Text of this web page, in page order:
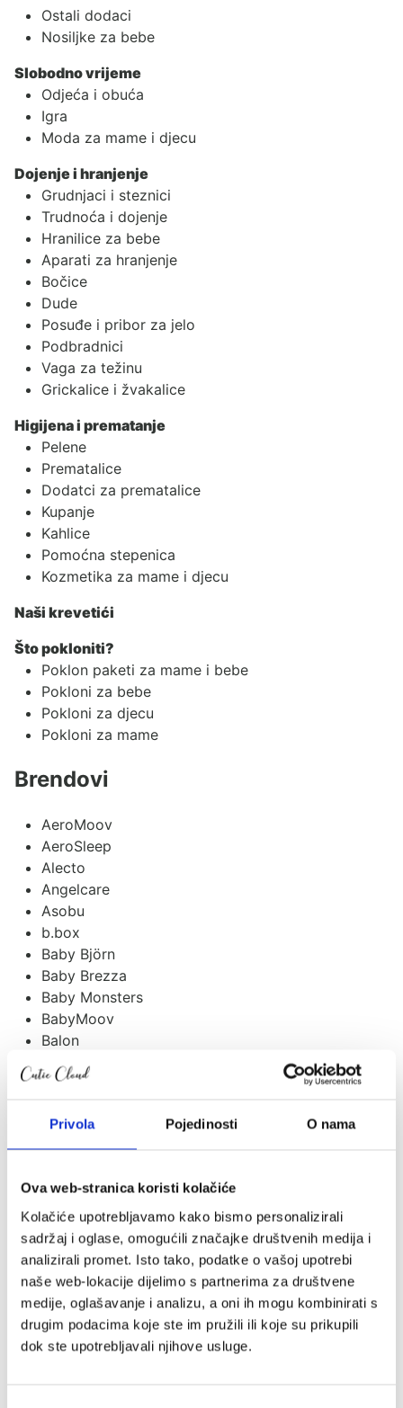
Privola Pojedinosti O nama
Ova web-stranica koristi kolačiće
Kolačiće upotrebljavamo kako bismo personalizirali
sadržaj i oglase, omogućili značajke društvenih medija i
analizirali promet. Isto tako, podatke o vašoj upotrebi
naše web-lokacije dijelimo s partnerima za društvene
medije, oglašavanje i analizu, a oni ih mogu kombinirati s
drugim podacima koje ste im pružili ili koje su prikupili
dok ste upotrebljavali njihove usluge.
Ostali dodaci
Nosiljke za bebe
Slobodno vrijeme
Odjeća i obuća
Igra
Moda za mame i djecu
Dojenje i hranjenje
Grudnjaci i steznici
Trudnoća i dojenje
Hranilice za bebe
Aparati za hranjenje
Bočice
Dude
Posuđe i pribor za jelo
Podbradnici
Vaga za težinu
Grickalice i žvakalice
Higijena i prematanje
Pelene
Prematalice
Dodatci za prematalice
Kupanje
Kahlice
Pomoćna stepenica
Kozmetika za mame i djecu
Naši krevetići
Što pokloniti?
Poklon paketi za mame i bebe
Pokloni za bebe
Pokloni za djecu
Pokloni za mame
Brendovi
AeroMoov
AeroSleep
Alecto
Angelcare
Asobu
b.box
Baby Björn
Baby Brezza
Baby Monsters
BabyMoov
Balon
Bambiboo
Baobaby
Bibs
Bombol
Carriwell
Ceba
Childhome
Citron
Coco
Cocoonababy
Cottonmoose
CoZee